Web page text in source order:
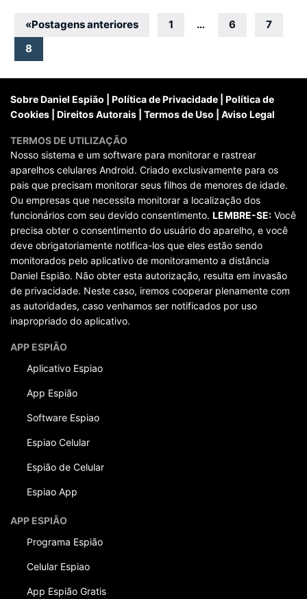
Navegação
por
posts
«Postagens anteriores 1 … 6
7
8
Sobre Daniel Espião Política de Privacidade
Política de
Cookies
Direitos Autorais Termos de Uso Aviso Legal
TERMOS DE UTILIZAÇÃO
Nosso sistema e um software para monitorar e rastrear
aparelhos celulares Android. Criado exclusivamente para os
pais que precisam monitorar seus filhos de menores de idade.
Ou empresas que necessita monitorar a localização dos
funcionários com seu devido consentimento. LEMBRE-SE: Você
precisa obter o consentimento do usuário do aparelho, e você
deve obrigatoriamente notifica-los que eles estão sendo
monitorados pelo aplicativo de monitoramento a distância
Daniel Espião. Não obter esta autorização, resulta em invasão
de privacidade. Neste caso, iremos cooperar plenamente com
as autoridades, caso venhamos ser notificados por uso
inapropriado do aplicativo.
APP ESPIÃO
Aplicativo Espiao
App Espião
Software Espiao
Espiao Celular
Espião de Celular
Espiao App
APP ESPIÃO
Programa Espião
Celular Espiao
App Espião Gratis